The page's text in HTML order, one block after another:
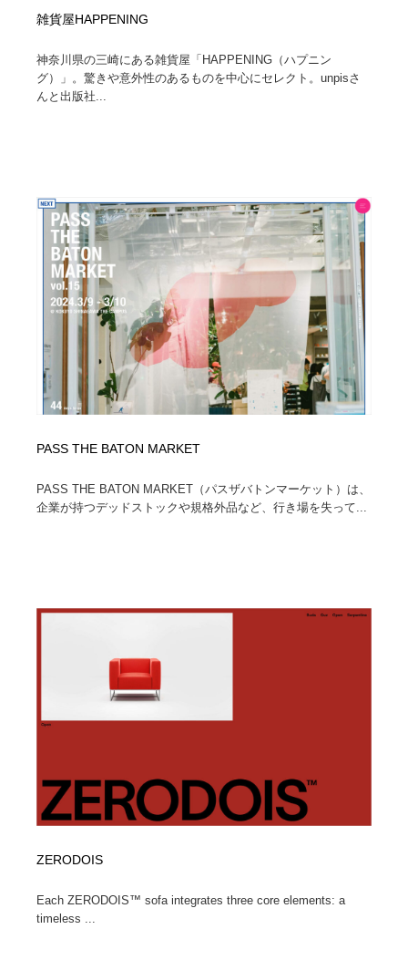
雑貨屋HAPPENING
神奈川県の三崎にある雑貨屋「HAPPENING（ハプニン
グ）」。驚きや意外性のあるものを中心にセレクト。unpisさ
んと出版社...
PASS THE BATON MARKET
PASS THE BATON MARKET（パスザバトンマーケット）は、
企業が持つデッドストックや規格外品など、行き場を失って...
ZERODOIS
Each ZERODOIS™ sofa integrates three core elements: a
timeless ...